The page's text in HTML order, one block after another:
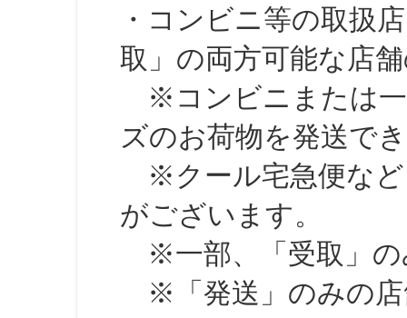
・コンビニ等の取扱
取」の両方可能な店
※コンビニまたは一
ズのお荷物を発送で
※クール宅急便など
がございます。
※一部、「受取」の
※「発送」のみの店